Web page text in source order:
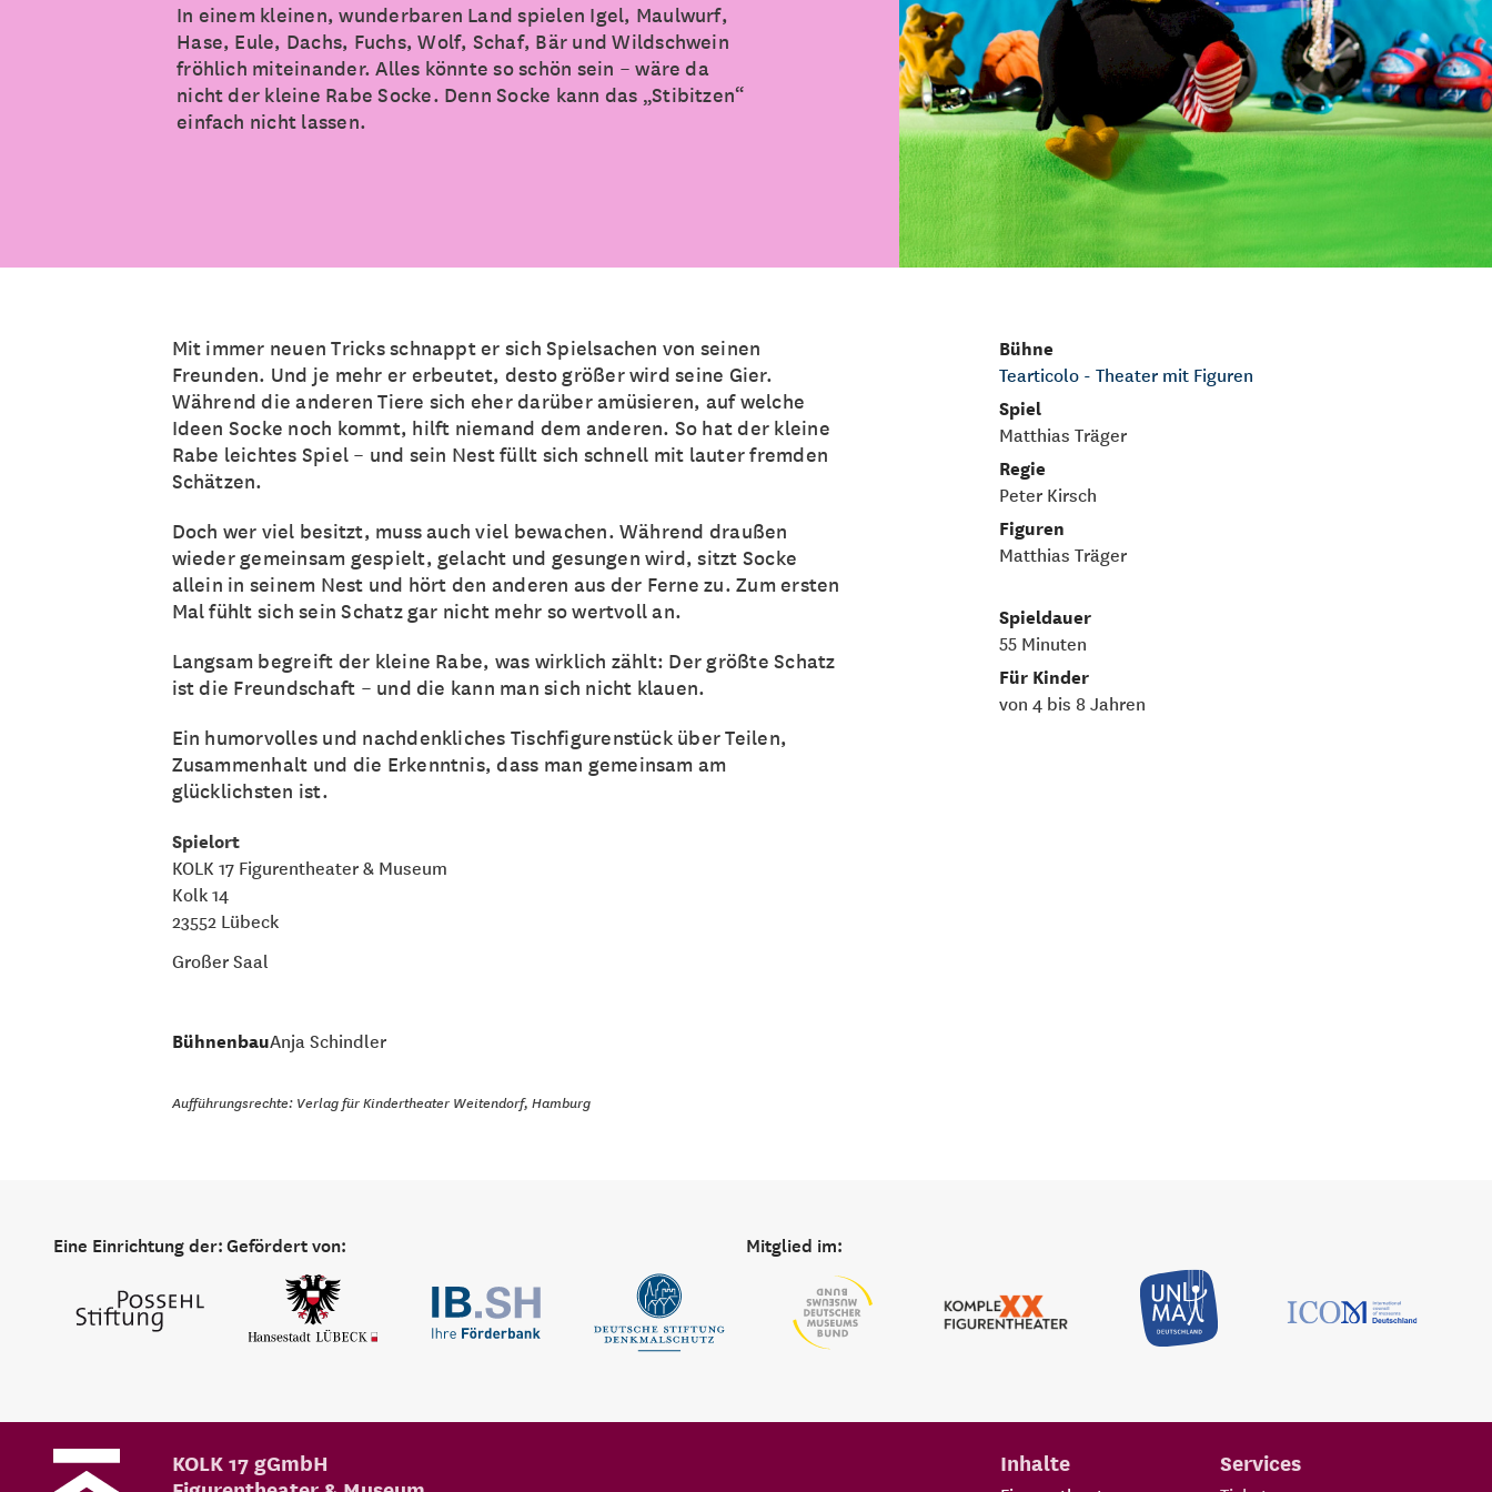
In einem kleinen, wunderbaren Land spielen Igel, Maulwurf,
Hase, Eule, Dachs, Fuchs, Wolf, Schaf, Bär und Wildschwein
fröhlich miteinander. Alles könnte so schön sein – wäre da
nicht der kleine Rabe Socke. Denn Socke kann das „Stibitzen“
einfach nicht lassen.
Mit immer neuen Tricks schnappt er sich Spielsachen von seinen
Freunden. Und je mehr er erbeutet, desto größer wird seine Gier.
Während die anderen Tiere sich eher darüber amüsieren, auf welche
Ideen Socke noch kommt, hilft niemand dem anderen. So hat der kleine
Rabe leichtes Spiel – und sein Nest füllt sich schnell mit lauter fremden
Schätzen.
Doch wer viel besitzt, muss auch viel bewachen. Während draußen
wieder gemeinsam gespielt, gelacht und gesungen wird, sitzt Socke
allein in seinem Nest und hört den anderen aus der Ferne zu. Zum ersten
Mal fühlt sich sein Schatz gar nicht mehr so wertvoll an.
Langsam begreift der kleine Rabe, was wirklich zählt: Der größte Schatz
ist die Freundschaft – und die kann man sich nicht klauen.
Ein humorvolles und nachdenkliches Tischfigurenstück über Teilen,
Zusammenhalt und die Erkenntnis, dass man gemeinsam am
glücklichsten ist.
Spielort
KOLK 17 Figurentheater & Museum
Kolk 14
23552 Lübeck
Großer Saal
BühnenbauAnja Schindler
Aufführungsrechte: Verlag für Kindertheater Weitendorf, Hamburg
Bühne
Tearticolo - Theater mit Figuren
Spiel
Matthias Träger
Regie
Peter Kirsch
Figuren
Matthias Träger
Spieldauer
55 Minuten
Für Kinder
von 4 bis 8 Jahren
Eine Einrichtung der:Gefördert von: Mitglied im:
Inhalte Services
KOLK 17 gGmbH